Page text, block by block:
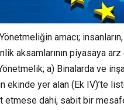
amacı;
aksamlarının piyasaya
a) Binalarda ve
ekinde yer alan (Ek IV)’te
etmese dahi, sabit bir